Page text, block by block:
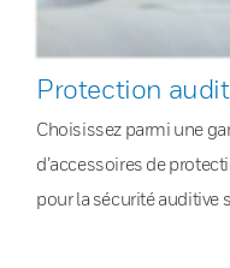
Protection
Choisissez parmi une
d’accessoires de
pour la sécurité auditive